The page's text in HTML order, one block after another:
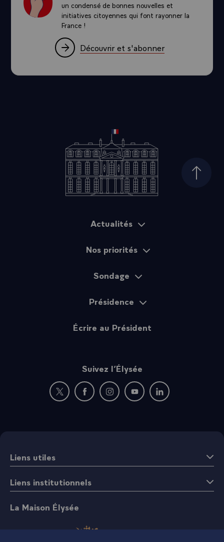
un condensé de bonnes nouvelles et
initiatives citoyennes qui font rayonner la
France !
Découvrir et s'abonner
Haut
Actualités
Nos priorités
Sondage
Présidence
Écrire au Président
Suivez l’Élysée
Nouvelle fenêtre : rejoignez-nous sur Twitter
Nouvelle fenêtre : rejoignez-nous sur
Nouvelle fenêtre : rejoignez-nous
Nouvelle fenêtre :
Nouvelle fenêtre :
Liens utiles
Liens institutionnels
La Maison Élysée